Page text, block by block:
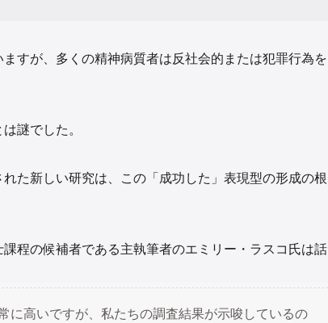
すが、多くの精神病質者は反社会的または犯罪行為を
謎でした。
た新しい研究は、この「成功した」表現型の形成の根
程の候補者である主執筆者のエミリー・ラスコ氏は話
に高いですが、私たちの調査結果が示唆しているの